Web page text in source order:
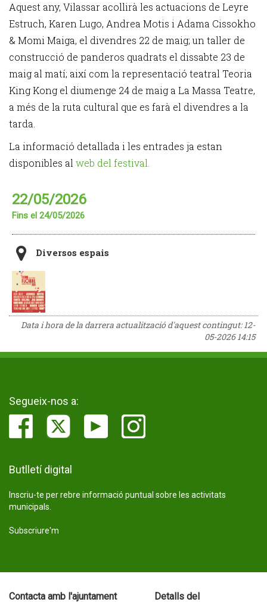
Aquest any, Vilassar acollirà les actuacions de Leyre
Estruch, Karen Lugo, Andrea Motis i Adama Cissokho
& Momi Maiga, el divendres 22 de maig; un taller de
construcció de panderos quadrats el dissabte 23 de
maig al matí; així com la representació teatral Teoria
King Kong el diumenge 24 de maig a La Massa Teatre,
a més de la ruta cultural que es farà el divendres a la
tarda.
La informació detallada i les entrades ja estan
disponibles al web del festival.
22/05/2026
Fins el 24/05/2026
Diversos espais
Data i hora de la darrera actualització d'aquest contingut:12-
05-2026 14:15
Segueix-nos a:
Butlletí digital
Inscriu-te per rebre informació puntual sobre les activitats
municipals.
Subscriure'm
Contacta amb l'ajuntament Detalls del